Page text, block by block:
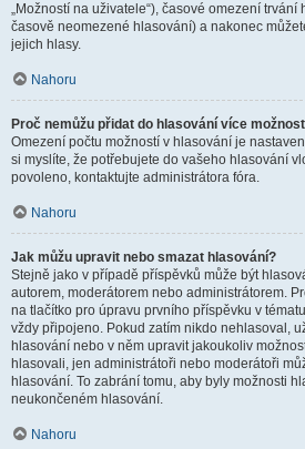
„Možností na uživatele“), časové omezení
časově neomezené hlasování) a nakonec
jejich hlasy.
Nahoru
Proč nemůžu přidat do hlasování více
Omezení počtu možností v hlasování je
si myslíte, že potřebujete do vašeho hlasování
povoleno, kontaktujte administrátora fóra.
Nahoru
Jak můžu upravit nebo smazat hlasování?
Stejně jako v případě příspěvků může být
autorem, moderátorem nebo administrátorem.
na tlačítko pro úpravu prvního příspěvku v
vždy připojeno. Pokud zatím nikdo nehlasoval,
hlasování nebo v něm upravit jakoukoliv
hlasovali, jen administrátoři nebo moderátoři
hlasování. To zabrání tomu, aby byly možnosti
neukončeném hlasování.
Nahoru